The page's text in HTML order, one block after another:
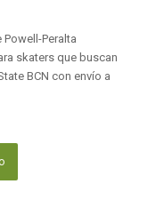
Powell-Peralta
skaters que buscan
BCN con envío a